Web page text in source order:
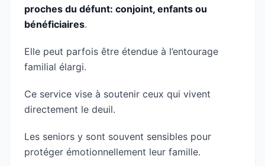
proches du défunt: conjoint, enfants ou
bénéficiaires.
Elle peut parfois être étendue à l’entourage
familial élargi.
Ce service vise à soutenir ceux qui vivent
directement le deuil.
Les seniors y sont souvent sensibles pour
protéger émotionnellement leur famille.